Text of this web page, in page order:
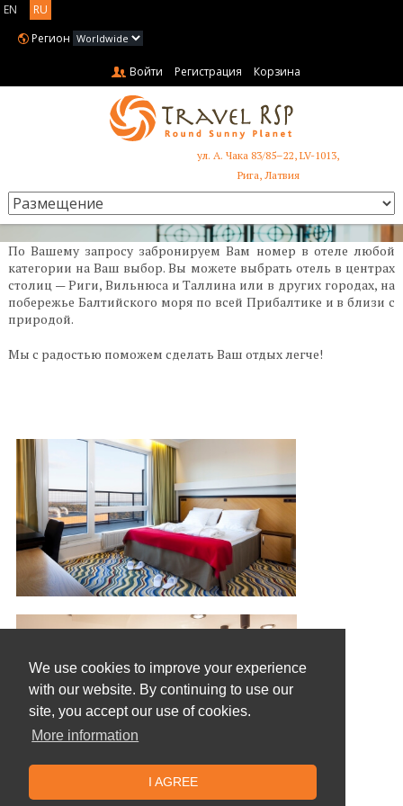
We use cookies to improve your experience
with our website. By continuing to use our
site, you accept our use of cookies.
More information
I AGREE
EN
RU
Регион
Войти Регистрация Корзина
ул. А. Чака 83/85–22, LV-1013,
Рига, Латвия
По Вашему запросу забронируем Вам номер в отеле любой
категории на Ваш выбор. Вы можете выбрать отель в центрах
столиц — Риги, Вильнюса и Таллина или в других городах, на
побережье Балтийского моря по всей Прибалтике и в близи с
природой.
Мы с радостью поможем сделать Ваш отдых легче!